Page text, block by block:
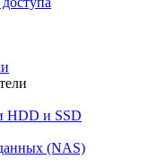
HDD и SSD
(NAS)